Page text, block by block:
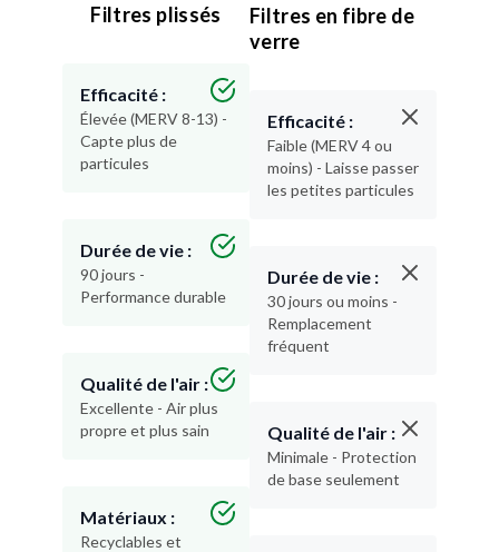
Filtres plissés
Efficacité :
Élevée (MERV 8-13) -
Capte plus de
particules
Durée de vie :
90 jours -
Performance durable
Qualité de l'air :
Excellente - Air plus
propre et plus sain
Matériaux :
Recyclables et
Filtres en fibre de
verre
Efficacité :
Faible (MERV 4 ou
moins) - Laisse passer
les petites particules
Durée de vie :
30 jours ou moins -
Remplacement
fréquent
Qualité de l'air :
Minimale - Protection
de base seulement